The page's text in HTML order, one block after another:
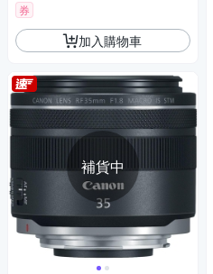
券
加入購物車
補貨中